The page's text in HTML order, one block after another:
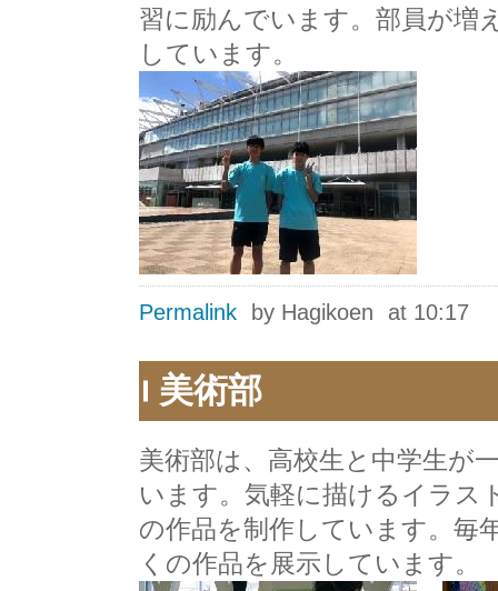
習に励んでいます。部員が増
しています。
Permalink by Hagikoen at 10:17
美術部
美術部は、高校生と中学生が
います。気軽に描けるイラス
の作品を制作しています。毎
くの作品を展示しています。